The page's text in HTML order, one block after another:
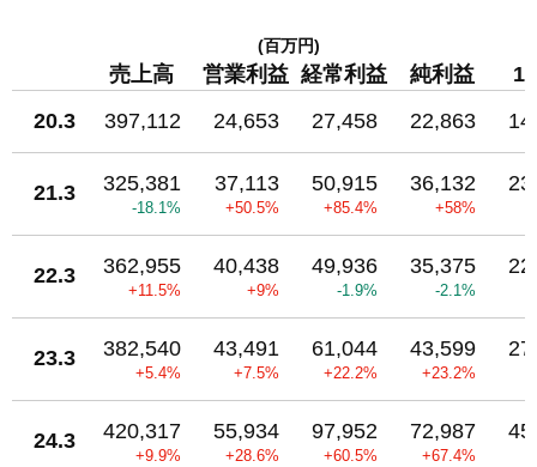
(百万円)
売上高 営業利益 経常利益 純利益
1
20.3
397,112 24,653 27,458 22,863
21.3 325,381
-18.1%
37,113
+50.5%
50,915
+85.4%
36,132
+58%
22.3 362,955
+11.5%
40,438
+9%
49,936
-1.9%
35,375
-2.1%
23.3 382,540
+5.4%
43,491
+7.5%
61,044
+22.2%
43,599
+23.2%
24.3 420,317
+9.9%
55,934
+28.6%
97,952
+60.5%
72,987
+67.4%